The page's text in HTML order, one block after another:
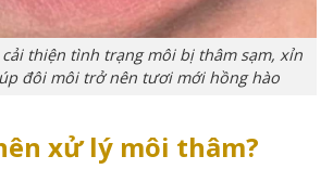
thiện tình trạng môi bị thâm sạm, xỉn
đôi môi trở nên tươi mới hồng hào
xử lý môi thâm?